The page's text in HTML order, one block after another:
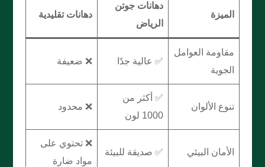
الميزة
دهانات جوتن
الرياض
دهانات تقليدية
مقاومة العوامل
الجوية
✅ عالية جدًا ❌ ضعيفة
تنوع الألوان
✅ أكثر من
1000 لون
❌ محدود
الأمان البيئي ✅ صديقة للبيئة
❌ تحتوي على
مواد ضارة